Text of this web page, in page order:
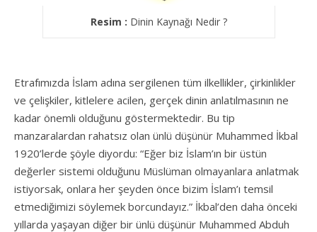
Resim : Dinin Kaynağı Nedir ?
Etrafımızda İslam adına sergilenen tüm ilkellikler, çirkinlikler
ve çelişkiler, kitlelere acilen, gerçek dinin anlatılmasının ne
kadar önemli olduğunu göstermektedir. Bu tip
manzaralardan rahatsız olan ünlü düşünür Muhammed İkbal
1920’lerde şöyle diyordu: “Eğer biz İslam’ın bir üstün
değerler sistemi olduğunu Müslüman olmayanlara anlatmak
istiyorsak, onlara her şeyden önce bizim İslam’ı temsil
etmediğimizi söylemek borcundayız.” İkbal’den daha önceki
yıllarda yaşayan diğer bir ünlü düşünür Muhammed Abduh